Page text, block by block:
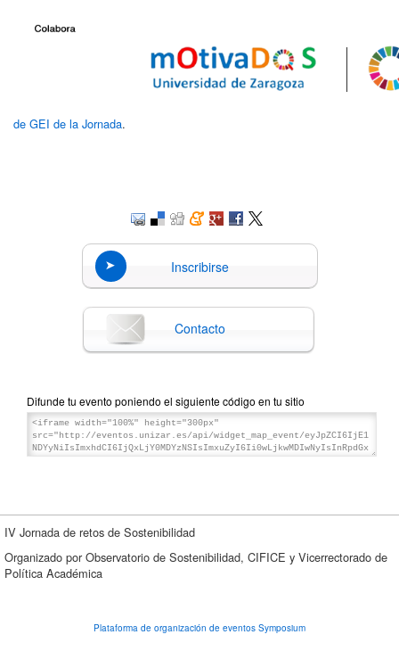
de GEI de la Jornada.
Inscribirse
Contacto
Difunde tu evento poniendo el siguiente código en tu sitio
IV Jornada de retos de Sostenibilidad
Organizado por Observatorio de Sostenibilidad, CIFICE y Vicerrectorado de
Política Académica
Plataforma de organización de eventos Symposium